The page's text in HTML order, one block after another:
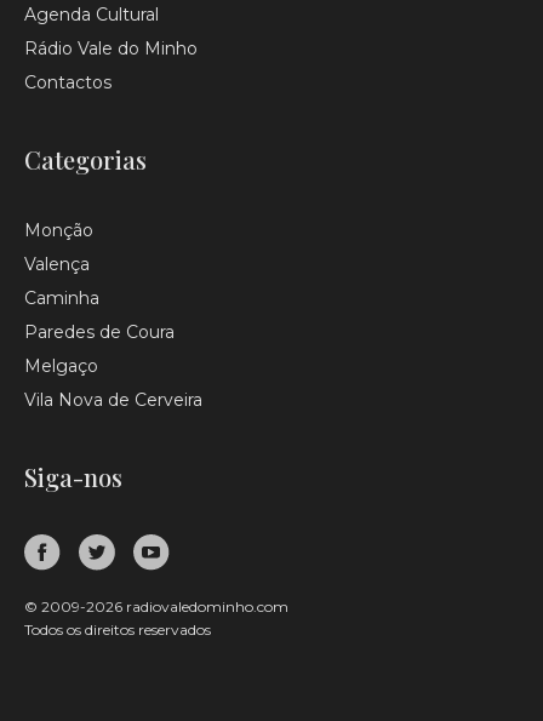
Agenda Cultural
Rádio Vale do Minho
Contactos
Categorias
Monção
Valença
Caminha
Paredes de Coura
Melgaço
Vila Nova de Cerveira
Siga-nos
© 2009-2026 radiovaledominho.com
Todos os direitos reservados